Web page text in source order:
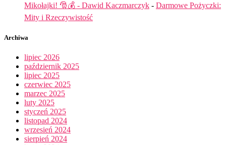
Mikołajki! 🎅💰 - Dawid Kaczmarczyk - Darmowe Pożyczki:
Mity i Rzeczywistość
Archiwa
lipiec 2026
październik 2025
lipiec 2025
czerwiec 2025
marzec 2025
luty 2025
styczeń 2025
listopad 2024
wrzesień 2024
sierpień 2024